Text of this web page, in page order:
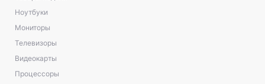
Ноутбуки
Мониторы
Телевизоры
Видеокарты
Процессоры